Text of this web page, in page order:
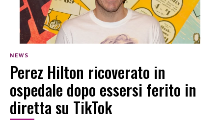
NEWS
Perez Hilton ricoverato in
ospedale dopo essersi ferito in
diretta su TikTok